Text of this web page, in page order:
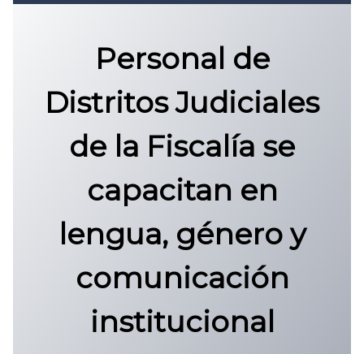
CONVOCATORIA DE INGRESO UAZ
Personal de
Distritos Judiciales
de la Fiscalía se
capacitan en
lengua, género y
comunicación
institucional